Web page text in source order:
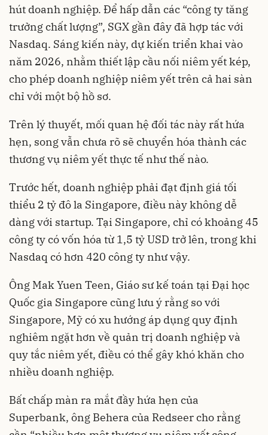
hút doanh nghiệp. Để hấp dẫn các “công ty tăng
trưởng chất lượng”, SGX gần đây đã hợp tác với
Nasdaq. Sáng kiến này, dự kiến triển khai vào
năm 2026, nhằm thiết lập cầu nối niêm yết kép,
cho phép doanh nghiệp niêm yết trên cả hai sàn
chỉ với một bộ hồ sơ.
Trên lý thuyết, mối quan hệ đối tác này rất hứa
hẹn, song vẫn chưa rõ sẽ chuyển hóa thành các
thương vụ niêm yết thực tế như thế nào.
Trước hết, doanh nghiệp phải đạt định giá tối
thiểu 2 tỷ đô la Singapore, điều này không dễ
dàng với startup. Tại Singapore, chỉ có khoảng 45
công ty có vốn hóa từ 1,5 tỷ USD trở lên, trong khi
Nasdaq có hơn 420 công ty như vậy.
Ông Mak Yuen Teen, Giáo sư kế toán tại Đại học
Quốc gia Singapore cũng lưu ý rằng so với
Singapore, Mỹ có xu hướng áp dụng quy định
nghiêm ngặt hơn về quản trị doanh nghiệp và
quy tắc niêm yết, điều có thể gây khó khăn cho
nhiều doanh nghiệp.
Bất chấp màn ra mắt đầy hứa hẹn của
Superbank, ông Behera của Redseer cho rằng